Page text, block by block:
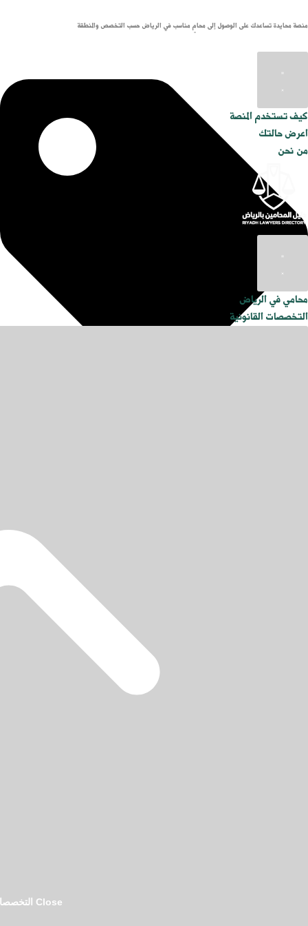
منصة محايدة تساعدك على الوصول إلى محامٍ مناسب في الرياض حسب التخصص والمنطقة
كيف تستخدم المنصة
اعرض حالتك
من نحن
محامي في الرياض
التخصصات القانونية
Close التخصصات القانونية